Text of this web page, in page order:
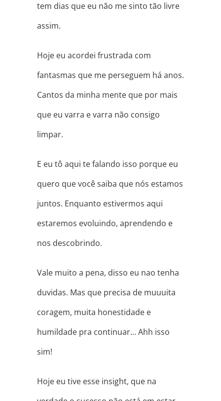
tem dias que eu não me sinto tão livre
assim.
Hoje eu acordei frustrada com
fantasmas que me perseguem há anos.
Cantos da minha mente que por mais
que eu varra e varra não consigo
limpar.
E eu tô aqui te falando isso porque eu
quero que você saiba que nós estamos
juntos. Enquanto estivermos aqui
estaremos evoluindo, aprendendo e
nos descobrindo.
Vale muito a pena, disso eu nao tenha
duvidas. Mas que precisa de muuuita
coragem, muita honestidade e
humildade pra continuar… Ahh isso
sim!
Hoje eu tive esse insight, que na